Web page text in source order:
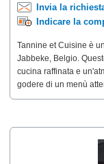
Invia la
Indicare la
Tannine et Cuisine è
Jabbeke, Belgio.
cucina raffinata e
godere di un menù